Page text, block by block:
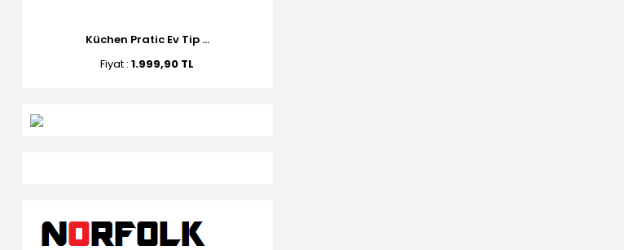
Küchen Pratic Ev Tip ...
Fiyat :1.999,90 TL